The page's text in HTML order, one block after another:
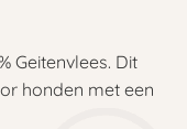
Geitenvlees. Dit
honden met een